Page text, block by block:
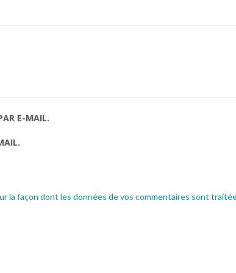
E-MAIL.
la façon dont les données de vos commentaires sont